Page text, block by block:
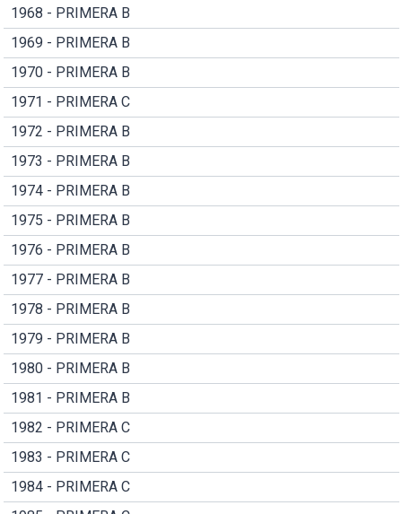
1968 - PRIMERA B
1969 - PRIMERA B
1970 - PRIMERA B
1971 - PRIMERA C
1972 - PRIMERA B
1973 - PRIMERA B
1974 - PRIMERA B
1975 - PRIMERA B
1976 - PRIMERA B
1977 - PRIMERA B
1978 - PRIMERA B
1979 - PRIMERA B
1980 - PRIMERA B
1981 - PRIMERA B
1982 - PRIMERA C
1983 - PRIMERA C
1984 - PRIMERA C